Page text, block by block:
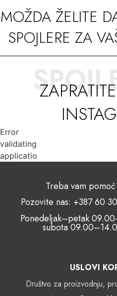
MOŽDA ŽELITE
SPOJLERE ZA
Error
validating
application
USLOVI
Društvo za proizvodnju,
Treba vam
Pozovite nas: +387 60
Ponedeljak–petak
subota